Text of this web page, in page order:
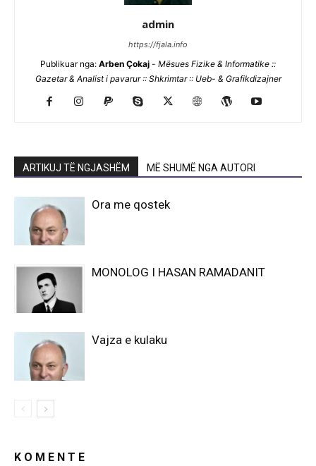
admin
https://fjala.info
Publikuar nga: Arben Çokaj - Mësues Fizike & Informatike ::
Gazetar & Analist i pavarur :: Shkrimtar :: Ueb- & Grafikdizajner
ARTIKUJ TË NGJASHËM MË SHUMË NGA AUTORI
Ora me qostek
MONOLOG I HASAN RAMADANIT
Vajza e kulaku
K O M E N T E